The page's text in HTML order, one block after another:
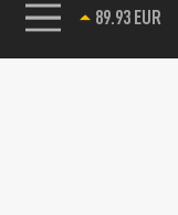
89.93 EUR
ОБЩЕСТВО